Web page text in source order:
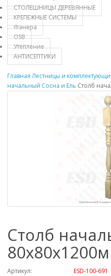
СТОЛЕШНИЦЫ ДЕРЕВЯННЫЕ
КРЕПЕЖНЫЕ СИСТЕМЫ
Фанера
OSB
Утепление
АНТИСЕПТИКИ
Главная Лестницы и
начальный Сосна и Ель Столб
Столб
Артикул:
ESD-100-691